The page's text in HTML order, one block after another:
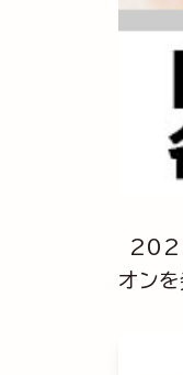
オンを